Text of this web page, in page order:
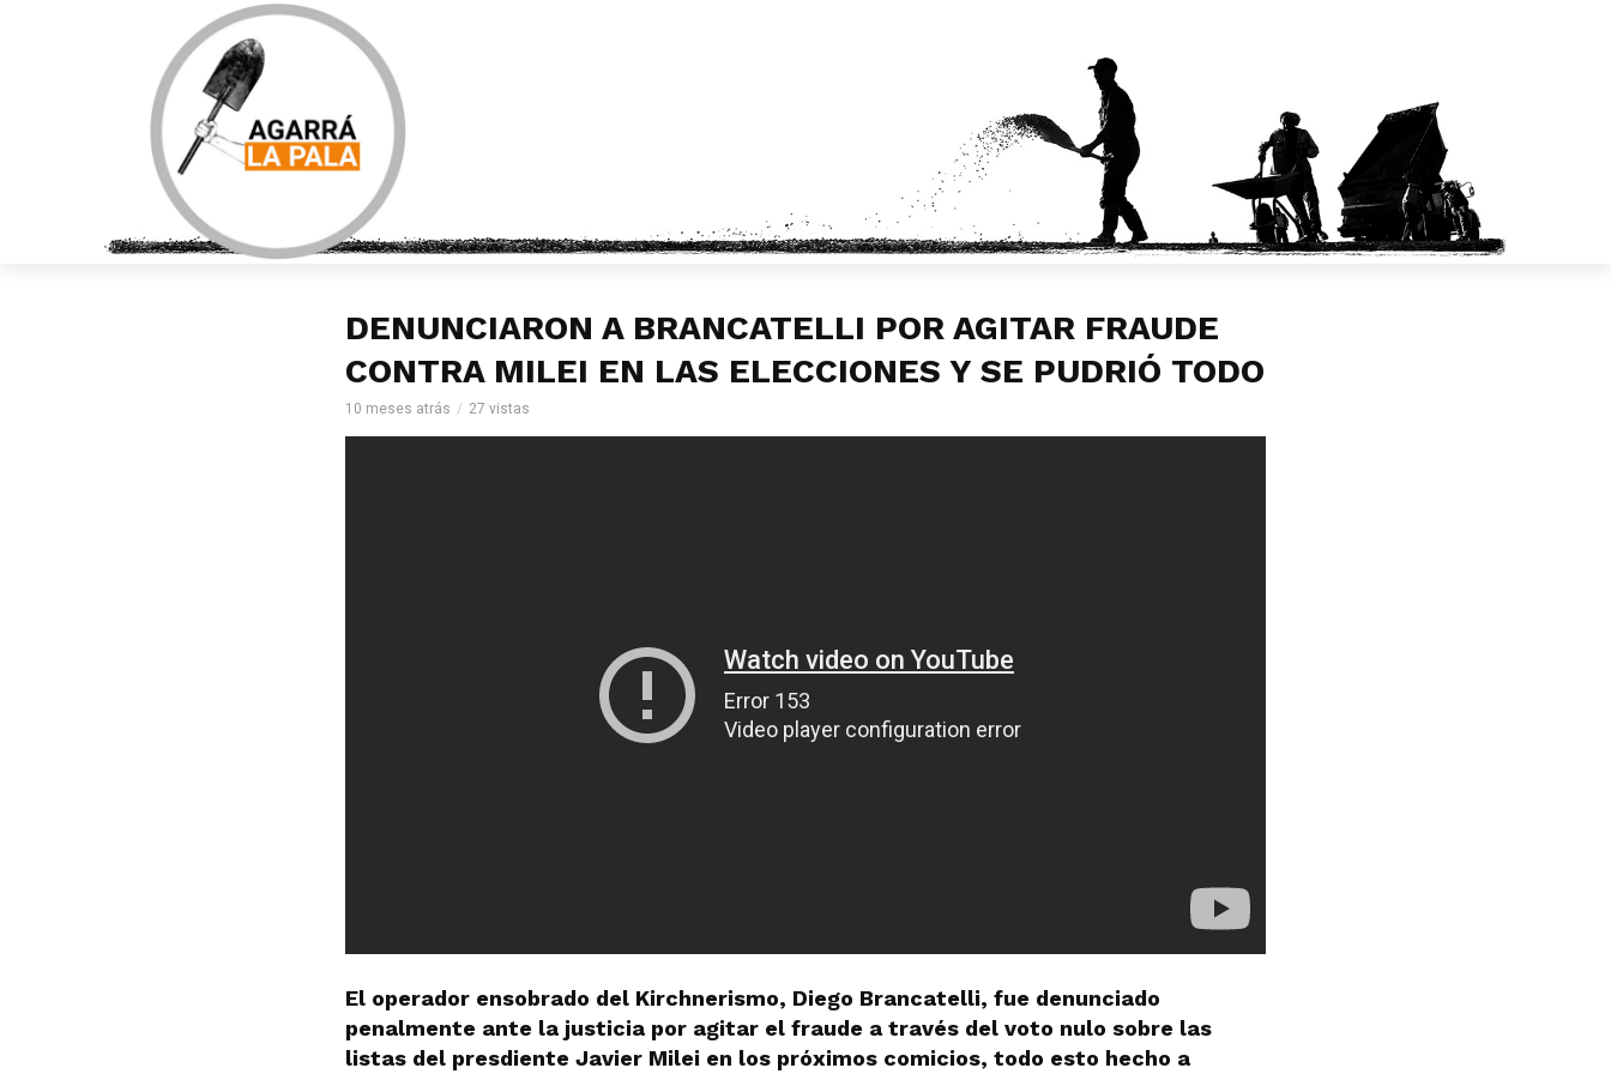
DENUNCIARON A BRANCATELLI POR AGITAR FRAUDE
CONTRA MILEI EN LAS ELECCIONES Y SE PUDRIÓ TODO
10 meses atrás 27 vistas
El operador ensobrado del Kirchnerismo, Diego Brancatelli, fue denunciado
penalmente ante la justicia por agitar el fraude a través del voto nulo sobre las
listas del presdiente Javier Milei en los próximos comicios, todo esto hecho a